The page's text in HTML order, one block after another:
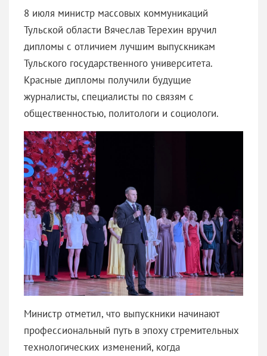
8 июля министр массовых коммуникаций
Тульской области Вячеслав Терехин вручил
дипломы с отличием лучшим выпускникам
Тульского государственного университета.
Красные дипломы получили будущие
журналисты, специалисты по связям с
общественностью, политологи и социологи.
Министр отметил, что выпускники начинают
профессиональный путь в эпоху стремительных
технологических изменений, когда